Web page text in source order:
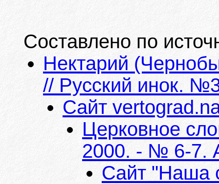
Составлено по
Нектарий
// Русский инок.
Сайт
Церковное
2000. - № 6-7.
Сайт "Наша